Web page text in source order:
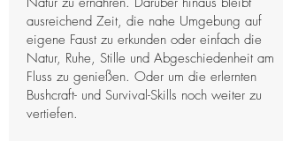
ausreichend Zeit, die nahe Umgebung auf
eigene Faust zu erkunden oder einfach die
Natur, Ruhe, Stille und Abgeschiedenheit am
Fluss zu genießen. Oder um die erlernten
Bushcraft- und Survival-Skills noch weiter zu
vertiefen.